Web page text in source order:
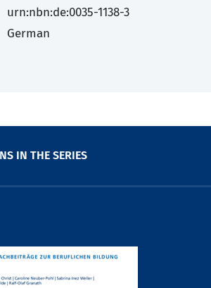
urn:nbn:de:0035-1138-3
German
IN THE SERIES